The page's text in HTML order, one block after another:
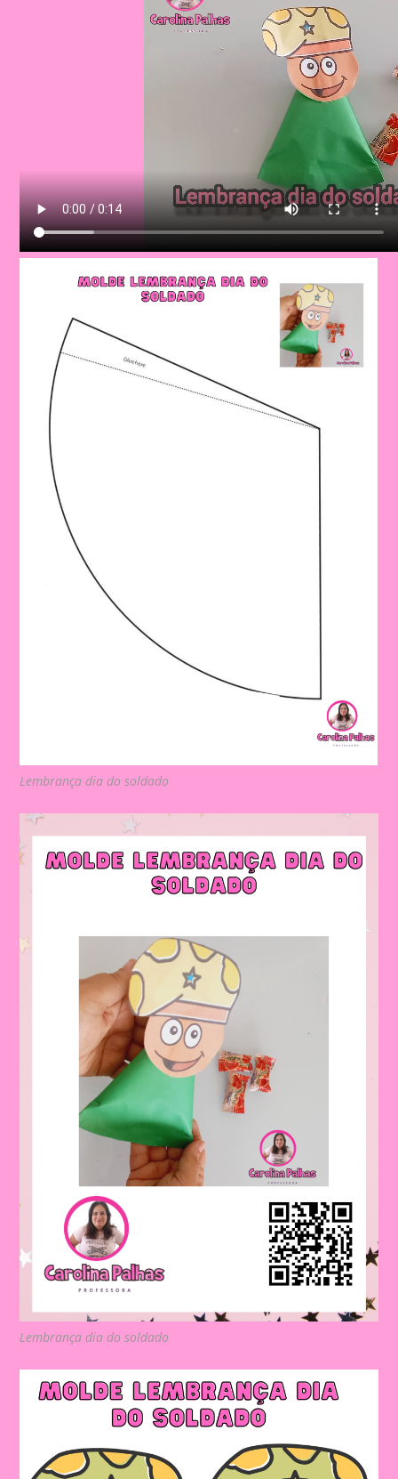
Lembrança dia do soldado
Lembrança dia do soldado